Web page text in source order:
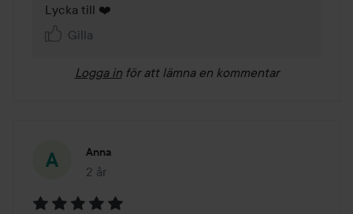
Lycka till ❤️
Gilla
Logga in för att lämna en kommentar
Anna
2 år
Inlägget skapades 2 år